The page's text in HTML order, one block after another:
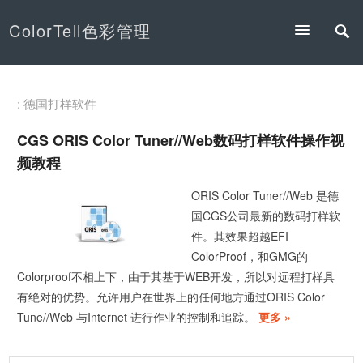
ColorTell色彩管理
: 德国打样软件
CGS ORIS Color Tuner//Web数码打样软件操作视
频教程
ORIS Color Tuner//Web 是德
国CGS公司最新的数码打样软
件。其效果超越EFI
ColorProof，和GMG的
Colorproof不相上下，由于其基于WEB开发，所以对远程打样具
有绝对的优势。允许用户在世界上的任何地方通过ORIS Color
Tune//Web 与Internet 进行作业的控制和追踪。
更多 »